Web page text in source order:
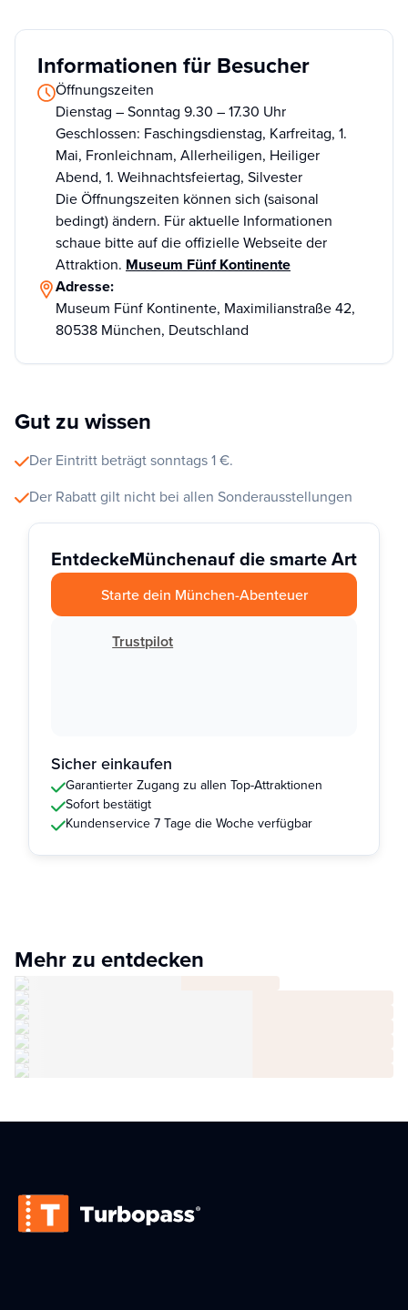
Informationen für Besucher
Öffnungszeiten
Dienstag – Sonntag 9.30 – 17.30 Uhr
Geschlossen: Faschingsdienstag, Karfreitag, 1.
Mai, Fronleichnam, Allerheiligen, Heiliger
Abend, 1. Weihnachtsfeiertag, Silvester
Die Öffnungszeiten können sich (saisonal
bedingt) ändern. Für aktuelle Informationen
schaue bitte auf die offizielle Webseite der
Attraktion. Museum Fünf Kontinente
Adresse:
Museum Fünf Kontinente, Maximilianstraße 42,
80538 München, Deutschland
Gut zu wissen
Der Eintritt beträgt sonntags 1 €.
Der Rabatt gilt nicht bei allen Sonderausstellungen
EntdeckeMünchenauf die smarte Art
Starte dein München-Abenteuer
Trustpilot
Sicher einkaufen
Garantierter Zugang zu allen Top-Attraktionen
Sofort bestätigt
Kundenservice 7 Tage die Woche verfügbar
Mehr zu entdecken